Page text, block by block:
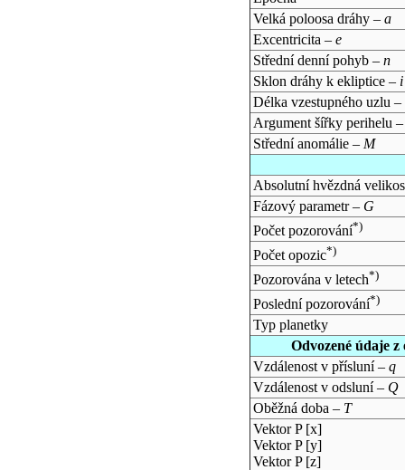
Velká poloosa dráhy – a
Excentricita – e
Střední denní pohyb – n
Sklon dráhy k ekliptice – i
Délka vzestupného uzlu –
Argument šířky perihelu
Střední anomálie – M
Absolutní hvězdná
Fázový parametr – G
Počet pozorování*)
Počet opozic*)
Pozorována v letech*)
Poslední pozorování*)
Typ planetky
Odvozené údaje
Vzdálenost v přísluní – q
Vzdálenost v odsluní – Q
Oběžná doba – T
Vektor P [x]
Vektor P [y]
Vektor P [z]